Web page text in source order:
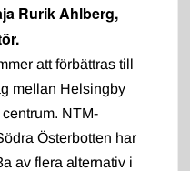
Rurik Ahlberg,
att förbättras till
mellan Helsingby
NTM-
Österbotten har
av flera alternativ i